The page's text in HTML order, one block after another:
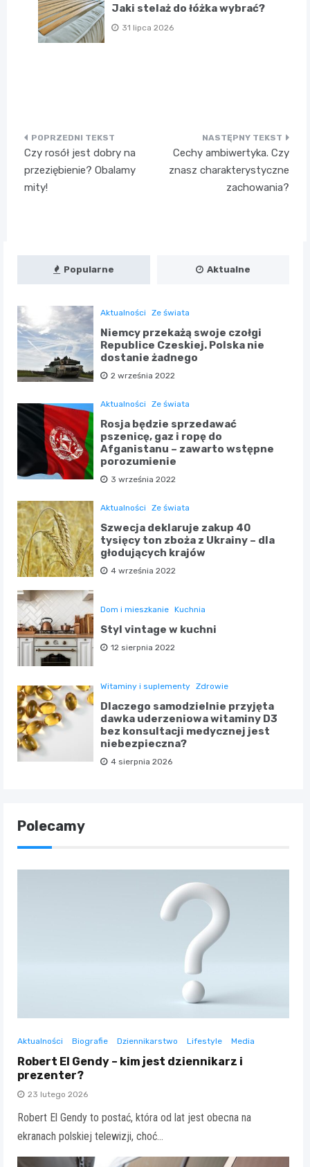
Jaki stelaż do łóżka wybrać?
31 lipca 2026
Nawigacja
wpisu
Czy rosół jest dobry na
przeziębienie? Obalamy
mity!
Cechy ambiwertyka. Czy
znasz charakterystyczne
zachowania?
Popularne Aktualne
Aktualności Ze świata
Niemcy przekażą swoje czołgi
Republice Czeskiej. Polska nie
dostanie żadnego
2 września 2022
Aktualności Ze świata
Rosja będzie sprzedawać
pszenicę, gaz i ropę do
Afganistanu – zawarto wstępne
porozumienie
3 września 2022
Aktualności Ze świata
Szwecja deklaruje zakup 40
tysięcy ton zboża z Ukrainy – dla
głodujących krajów
4 września 2022
Dom i mieszkanie Kuchnia
Styl vintage w kuchni
12 sierpnia 2022
Witaminy i suplementy Zdrowie
Dlaczego samodzielnie przyjęta
dawka uderzeniowa witaminy D3
bez konsultacji medycznej jest
niebezpieczna?
4 sierpnia 2026
Polecamy
Aktualności Biografie Dziennikarstwo Lifestyle Media
Robert El Gendy – kim jest dziennikarz i
prezenter?
23 lutego 2026
Robert El Gendy to postać, która od lat jest obecna na
ekranach polskiej telewizji, choć…